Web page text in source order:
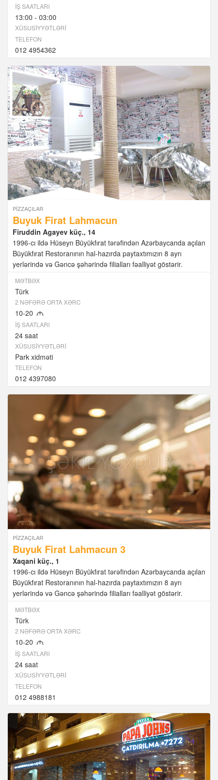
İŞ SAATLARI
13:00 - 03:00
XÜSUSIYYƏTLƏRI
TELEFON
012 4954362
PIZZAÇILAR
Buyuk Firat Lahmacun
Firuddin Agayev küç., 14
1996-cı ildə Hüseyn Büyükfırat tərəfindən Azərbaycanda açılan
Büyükfırat Restoranının hal-hazırda paytaxtımızın 8 ayrı
yerlərində və Gəncə şəhərində filialları fəalliyət göstərir.
MƏTBƏX
Türk
2 NƏFƏRƏ ORTA XƏRC
10-20 M
İŞ SAATLARI
24 saat
XÜSUSIYYƏTLƏRI
Park xidməti
TELEFON
012 4397080
PIZZAÇILAR
Buyuk Firat Lahmacun 3
Xaqani küç., 1
1996-cı ildə Hüseyn Büyükfırat tərəfindən Azərbaycanda açılan
Büyükfırat Restoranının hal-hazırda paytaxtımızın 8 ayrı
yerlərində və Gəncə şəhərində filialları fəalliyət göstərir.
MƏTBƏX
Türk
2 NƏFƏRƏ ORTA XƏRC
10-20 M
İŞ SAATLARI
24 saat
XÜSUSIYYƏTLƏRI
TELEFON
012 4988181